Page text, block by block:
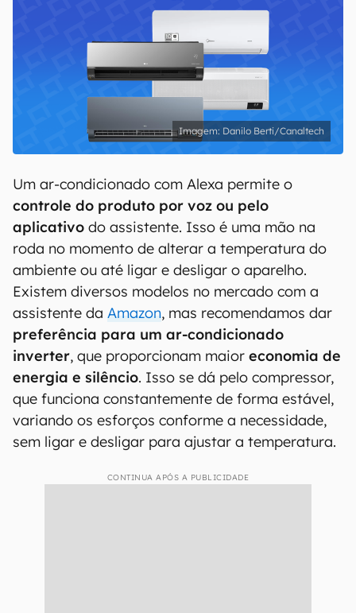
Danilo Berti/Canaltech
Um ar-condicionado com Alexa permite o
controle do produto por voz ou pelo
aplicativo do assistente. Isso é uma mão na
roda no momento de alterar a temperatura do
ambiente ou até ligar e desligar o aparelho.
Existem diversos modelos no mercado com a
assistente da Amazon, mas recomendamos dar
preferência para um ar-condicionado
inverter, que proporcionam maior economia de
energia e silêncio. Isso se dá pelo compressor,
que funciona constantemente de forma estável,
variando os esforços conforme a necessidade,
sem ligar e desligar para ajustar a temperatura.
CONTINUA APÓS A PUBLICIDADE